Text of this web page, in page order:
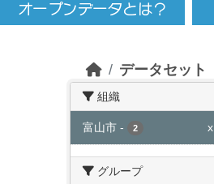
データセット
組織
富山市 - 2 x
グループ